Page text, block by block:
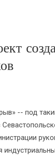
-- под